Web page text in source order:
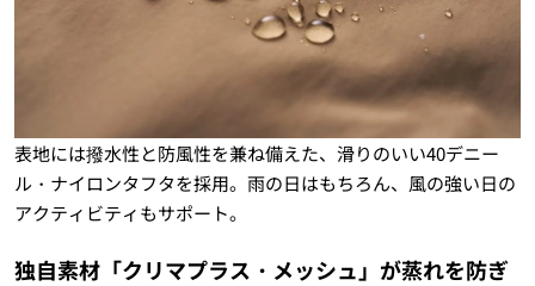
表地には撥水性と防風性を兼ね備えた、滑りのいい40デニー
ル・ナイロンタフタを採用。雨の日はもちろん、風の強い日の
アクティビティもサポート。
独自素材「クリマプラス・メッシュ」が蒸れを防ぎ